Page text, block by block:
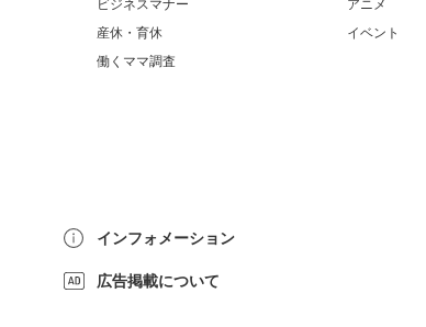
ビジネスマナー
産休・育休
働くママ調査
アニメ
イベント
インフォメーション
広告掲載について